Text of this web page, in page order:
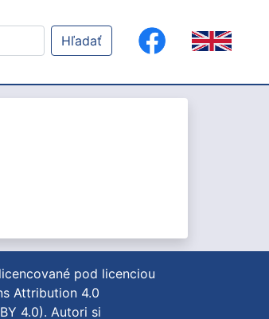
Hľadať
pod licenciou
Attribution 4.0
4.0). Autori si